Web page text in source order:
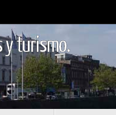
y turismo.